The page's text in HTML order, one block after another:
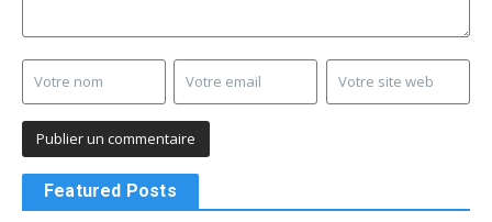
Featured Posts